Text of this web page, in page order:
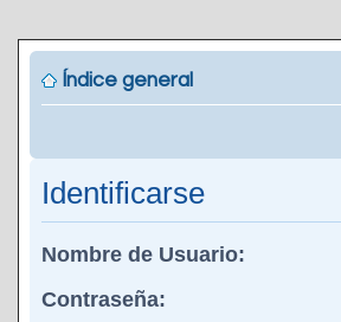
Índice general
Identificarse
Nombre de Usuario:
Contraseña: